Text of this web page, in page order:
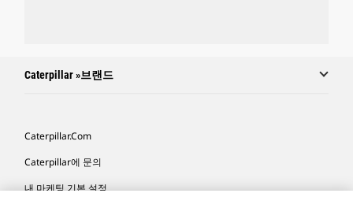
Caterpillar »브랜드
Caterpillar.com
Caterpillar에 문의
내 마케팅 기본 설정